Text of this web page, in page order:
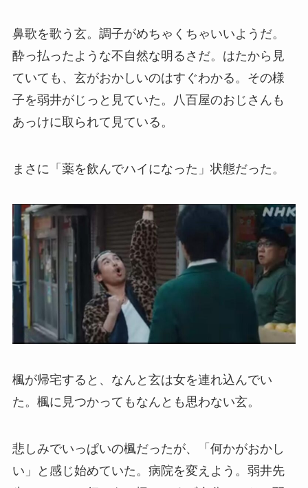
鼻歌を歌う玄。調子がめちゃくちゃいいようだ。
酔っ払ったような不自然な明るさだ。はたから見
ていても、玄がおかしいのはすぐわかる。その様
子を弱井がじっと見ていた。八百屋のおじさんも
あっけに取られて見ている。
まさに「薬を飲んでハイになった」状態だった。
楓が帰宅すると、なんと玄は女を連れ込んでい
た。楓に見つかってもなんとも思わない玄。
悲しみでいっぱいの楓だったが、「何かがおかし
い」と感じ始めていた。病院を変えよう。弱井先